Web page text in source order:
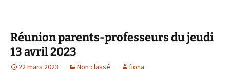
Réunion parents-professeurs du jeudi
13 avril 2023
22 mars 2023 Non classé fiona